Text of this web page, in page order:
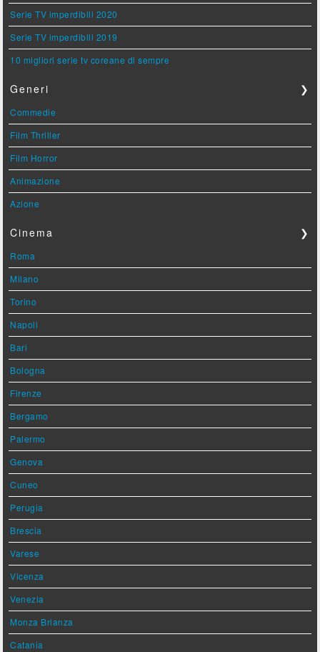
Serie TV imperdibili 2020
Serie TV imperdibili 2019
10 migliori serie tv coreane di sempre
Generi ❯
Commedie
Film Thriller
Film Horror
Animazione
Azione
Cinema ❯
Roma
Milano
Torino
Napoli
Bari
Bologna
Firenze
Bergamo
Palermo
Genova
Cuneo
Perugia
Brescia
Varese
Vicenza
Venezia
Monza Brianza
Catania